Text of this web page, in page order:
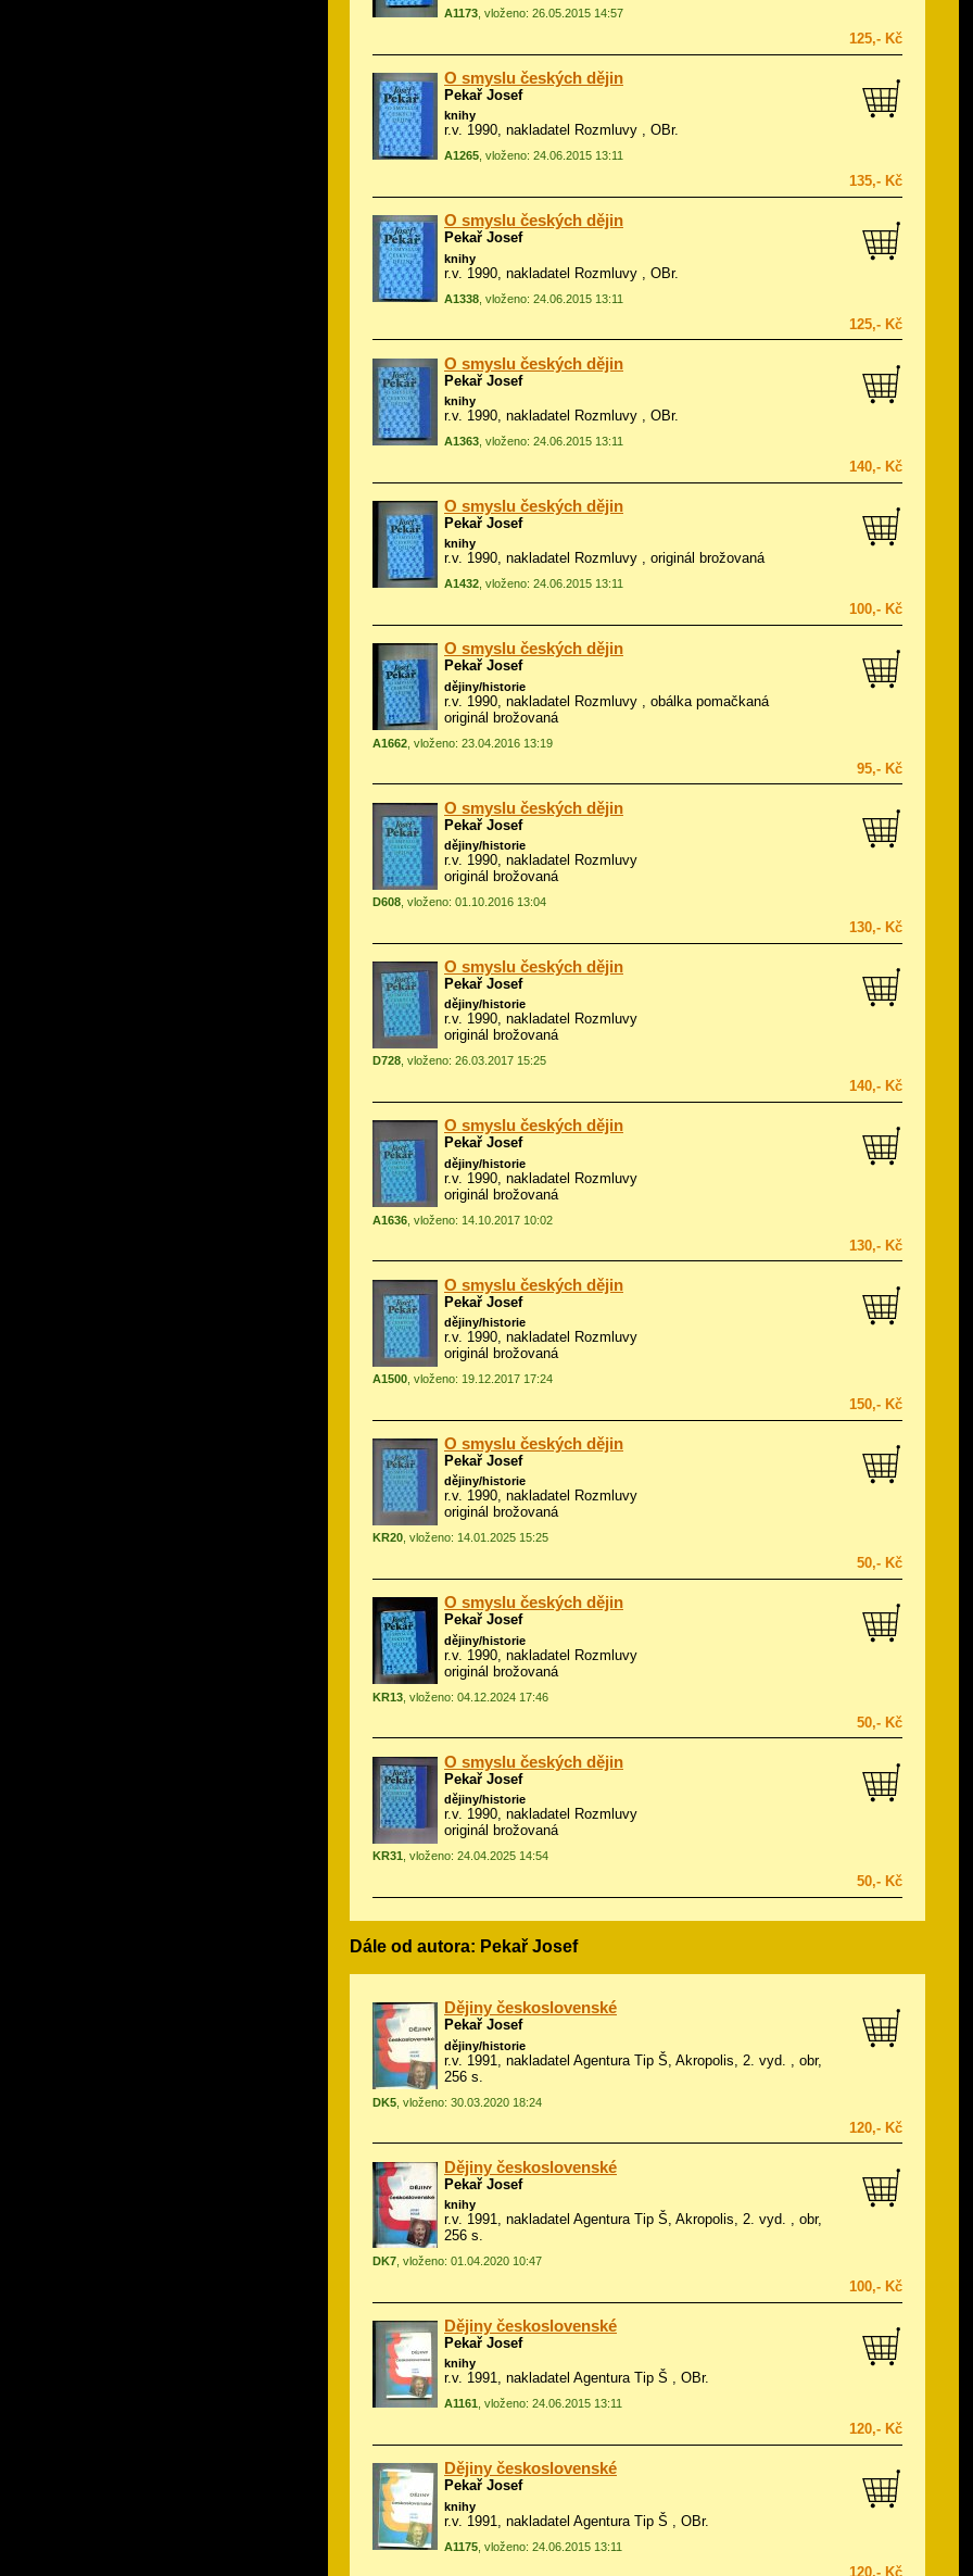
A1173 , vloženo: 26.05.2015 14:57
125,- Kč
O smyslu českých dějin
Pekař Josef
knihy
r.v. 1990, nakladatel Rozmluvy , OBr.
A1265, vloženo: 24.06.2015 13:11
135,- Kč
O smyslu českých dějin
Pekař Josef
knihy
r.v. 1990, nakladatel Rozmluvy , OBr.
A1338 , vloženo: 24.06.2015 13:11
125,- Kč
O smyslu českých dějin
Pekař Josef
knihy
r.v. 1990, nakladatel Rozmluvy , OBr.
A1363 , vloženo: 24.06.2015 13:11
140,- Kč
O smyslu českých dějin
Pekař Josef
knihy
r.v. 1990, nakladatel Rozmluvy , originál brožovaná
A1432 , vloženo: 24.06.2015 13:11
100,- Kč
O smyslu českých dějin
Pekař Josef
dějiny/historie
r.v. 1990, nakladatel Rozmluvy , obálka pomačkaná
originál brožovaná
A1662 , vloženo: 23.04.2016 13:19
95,- Kč
O smyslu českých dějin
Pekař Josef
dějiny/historie
r.v. 1990, nakladatel Rozmluvy
originál brožovaná
D608 , vloženo: 01.10.2016 13:04
130,- Kč
O smyslu českých dějin
Pekař Josef
dějiny/historie
r.v. 1990, nakladatel Rozmluvy
originál brožovaná
D728 , vloženo: 26.03.2017 15:25
140,- Kč
O smyslu českých dějin
Pekař Josef
dějiny/historie
r.v. 1990, nakladatel Rozmluvy
originál brožovaná
A1636 , vloženo: 14.10.2017 10:02
130,- Kč
O smyslu českých dějin
Pekař Josef
dějiny/historie
r.v. 1990, nakladatel Rozmluvy
originál brožovaná
A1500 , vloženo: 19.12.2017 17:24
150,- Kč
O smyslu českých dějin
Pekař Josef
dějiny/historie
r.v. 1990, nakladatel Rozmluvy
originál brožovaná
KR20 , vloženo: 14.01.2025 15:25
50,- Kč
O smyslu českých dějin
Pekař Josef
dějiny/historie
r.v. 1990, nakladatel Rozmluvy
originál brožovaná
KR13 , vloženo: 04.12.2024 17:46
50,- Kč
O smyslu českých dějin
Pekař Josef
dějiny/historie
r.v. 1990, nakladatel Rozmluvy
originál brožovaná
KR31 , vloženo: 24.04.2025 14:54
50,- Kč
Dále od autora: Pekař Josef
Dějiny československé
Pekař Josef
dějiny/historie
r.v. 1991, nakladatel Agentura Tip Š, Akropolis, 2. vyd. , obr,
256 s.
DK5 , vloženo: 30.03.2020 18:24
120,- Kč
Dějiny československé
Pekař Josef
knihy
r.v. 1991, nakladatel Agentura Tip Š, Akropolis, 2. vyd. , obr,
256 s.
DK7 , vloženo: 01.04.2020 10:47
100,- Kč
Dějiny československé
Pekař Josef
knihy
r.v. 1991, nakladatel Agentura Tip Š , OBr.
A1161 , vloženo: 24.06.2015 13:11
120,- Kč
Dějiny československé
Pekař Josef
knihy
r.v. 1991, nakladatel Agentura Tip Š , OBr.
A1175 , vloženo: 24.06.2015 13:11
120,- Kč